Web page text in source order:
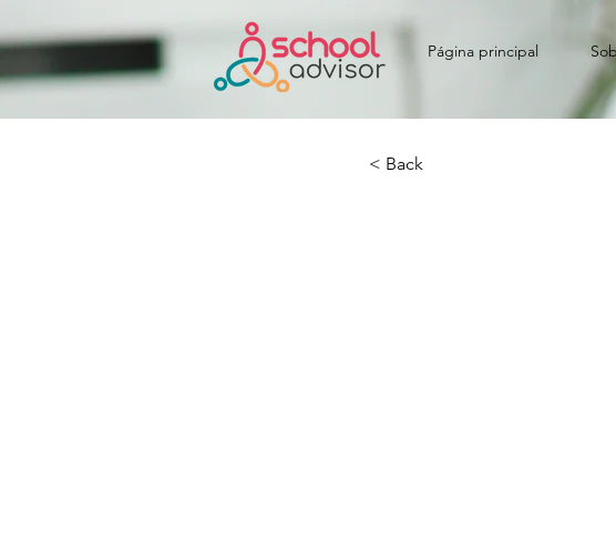
Página principal
< Back